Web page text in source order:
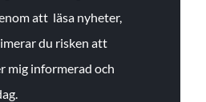
att läsa nyheter,
du risken att
mig informerad och